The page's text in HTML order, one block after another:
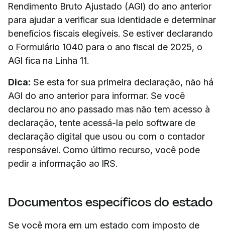
Rendimento Bruto Ajustado (AGI) do ano anterior
para ajudar a verificar sua identidade e determinar
benefícios fiscais elegíveis. Se estiver declarando
o Formulário 1040 para o ano fiscal de 2025, o
AGI fica na Linha 11.
Dica: Se esta for sua primeira declaração, não há
AGI do ano anterior para informar. Se você
declarou no ano passado mas não tem acesso à
declaração, tente acessá-la pelo software de
declaração digital que usou ou com o contador
responsável. Como último recurso, você pode
pedir a informação ao IRS.
Documentos específicos do estado
Se você mora em um estado com imposto de